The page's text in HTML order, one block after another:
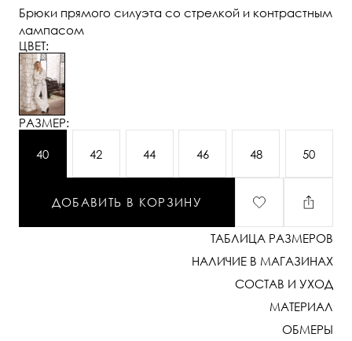
Брюки прямого силуэта со стрелкой и контрастным
лампасом
ЦВЕТ:
РАЗМЕР:
40 42 44 46 48 50
ДОБАВИТЬ В КОРЗИНУ
ТАБЛИЦА РАЗМЕРОВ
НАЛИЧИЕ В МАГАЗИНАХ
СОСТАВ И УХОД
МАТЕРИАЛ
ОБМЕРЫ